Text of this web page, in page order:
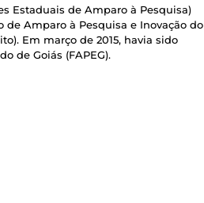
Estaduais de Amparo à Pesquisa)
de Amparo à Pesquisa e Inovação do
Em março de 2015, havia sido
de Goiás (FAPEG).